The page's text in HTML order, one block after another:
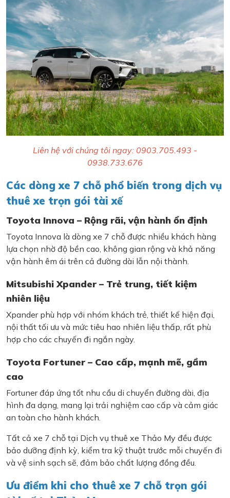
Liên hệ với chúng tôi ngay: 0903.705.493 -
0938.733.676
Các dòng xe 7 chỗ phổ biến trong dịch vụ
thuê xe trọn gói tài xế
Toyota Innova – Rộng rãi, vận hành ổn định
Toyota Innova là dòng xe 7 chỗ được nhiều khách hàng
lựa chọn nhờ độ bền cao, không gian rộng và khả năng
vận hành êm ái trên cả đường dài lẫn nội thành.
Mitsubishi Xpander – Trẻ trung, tiết kiệm
nhiên liệu
Xpander phù hợp với nhóm khách trẻ, thiết kế hiện đại,
nội thất tối ưu và mức tiêu hao nhiên liệu thấp, rất phù
hợp cho các chuyến đi ngắn ngày.
Toyota Fortuner – Cao cấp, mạnh mẽ, gầm
cao
Fortuner đáp ứng tốt nhu cầu di chuyển đường dài, địa
hình đa dạng, mang lại trải nghiệm cao cấp và cảm giác
an toàn cho hành khách.
Tất cả xe 7 chỗ tại Dịch vụ thuê xe Thảo My đều được
bảo dưỡng định kỳ, kiểm tra kỹ thuật trước mỗi chuyến đi
và vệ sinh sạch sẽ, đảm bảo chất lượng đồng đều.
Ưu điểm khi cho thuê xe 7 chỗ trọn gói